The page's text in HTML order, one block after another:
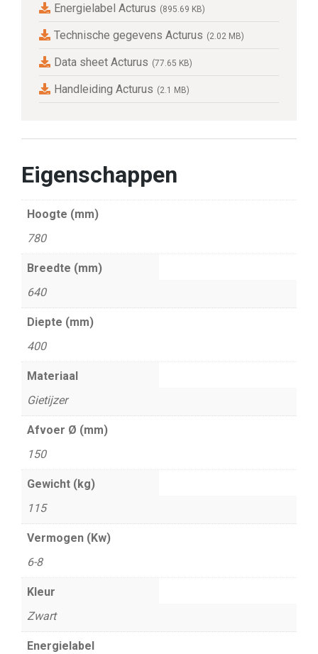
Energielabel Acturus (895.69 KB)
Technische gegevens Acturus (2.02 MB)
Data sheet Acturus (77.65 KB)
Handleiding Acturus (2.1 MB)
Eigenschappen
Hoogte (mm)
780
Breedte (mm)
640
Diepte (mm)
400
Materiaal
Gietijzer
Afvoer Ø (mm)
150
Gewicht (kg)
115
Vermogen (Kw)
6-8
Kleur
Zwart
Energielabel